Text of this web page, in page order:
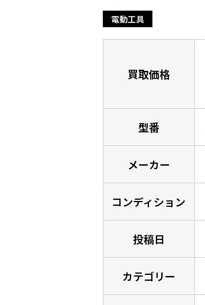
電動工具
買取価格
型番
メーカー
コンディション
投稿日
カテゴリー